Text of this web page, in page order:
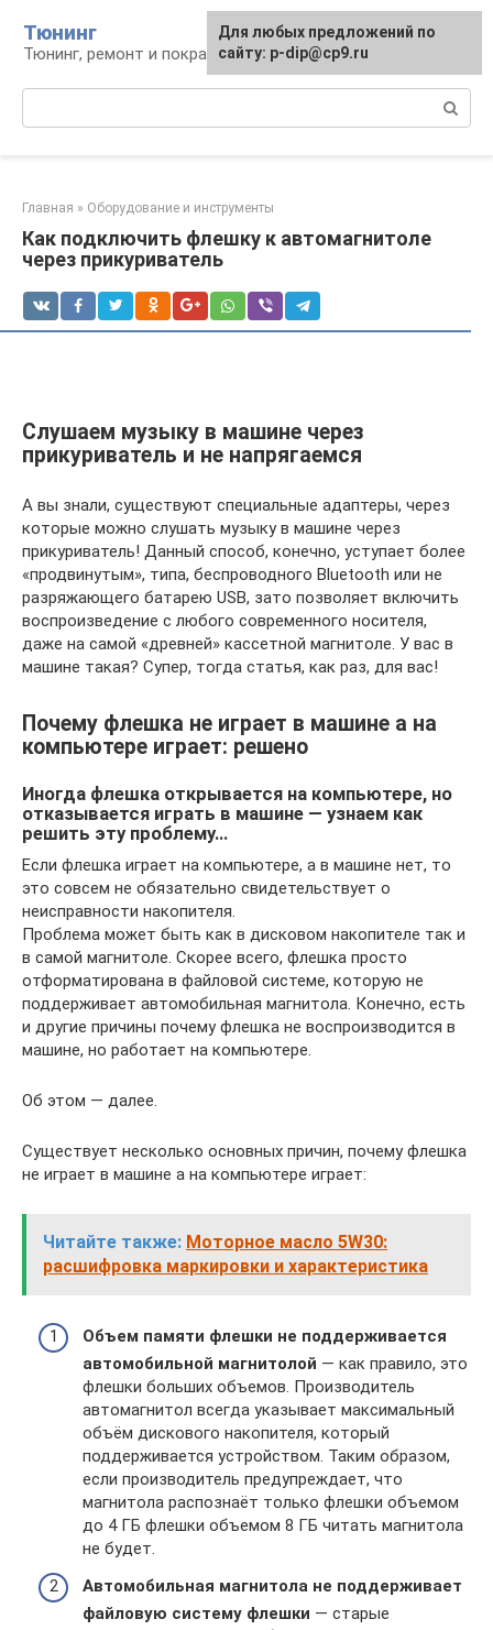
контенту
Тюнинг
Тюнинг, ремонт и покраска автомобиля
Главная » Оборудование и инструменты
Как подключить флешку к автомагнитоле
через прикуриватель
Слушаем музыку в машине через
прикуриватель и не напрягаемся
А вы знали, существуют специальные адаптеры, через
которые можно слушать музыку в машине через
прикуриватель! Данный способ, конечно, уступает более
«продвинутым», типа, беспроводного Bluetooth или не
разряжающего батарею USB, зато позволяет включить
воспроизведение с любого современного носителя,
даже на самой «древней» кассетной магнитоле. У вас в
машине такая? Супер, тогда статья, как раз, для вас!
Почему флешка не играет в машине а на
компьютере играет: решено
Иногда флешка открывается на компьютере, но
отказывается играть в машине — узнаем как
решить эту проблему…
Если флешка играет на компьютере, а в машине нет, то
это совсем не обязательно свидетельствует о
неисправности накопителя.
Проблема может быть как в дисковом накопителе так и
в самой магнитоле. Скорее всего, флешка просто
отформатирована в файловой системе, которую не
поддерживает автомобильная магнитола. Конечно, есть
и другие причины почему флешка не воспроизводится в
машине, но работает на компьютере.
Об этом — далее.
Существует несколько основных причин, почему флешка
не играет в машине а на компьютере играет:
Читайте также: Моторное масло 5W30:
расшифровка маркировки и характеристика
Объем памяти флешки не поддерживается
автомобильной магнитолой — как правило, это
флешки больших объемов. Производитель
автомагнитол всегда указывает максимальный
объём дискового накопителя, который
поддерживается устройством. Таким образом,
если производитель предупреждает, что
магнитола распознаёт только флешки объемом
до 4 ГБ флешки объемом 8 ГБ читать магнитола
не будет.
Автомобильная магнитола не поддерживает
файловую систему флешки — старые
Для любых предложений по
сайту: p-dip@cp9.ru